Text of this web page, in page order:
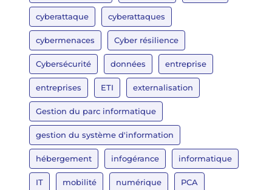
cyberattaque cyberattaques
cybermenaces Cyber résilience
Cybersécurité données entreprise
entreprises ETI externalisation
Gestion du parc informatique
gestion du système d'information
hébergement infogérance informatique
IT mobilité numérique PCA